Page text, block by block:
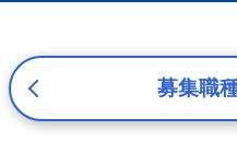
4. 法令等の遵守
応募者等の個人情報の取得
令、及び本プライバシーポ
募集職